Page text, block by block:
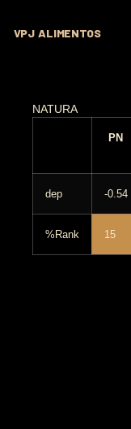
VPJ ALIMENTOS
NATURA
PN
dep -0.54
%Rank 15